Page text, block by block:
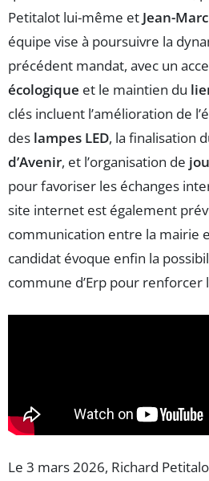
Petitalot lui-même et Jean-
équipe vise à poursuivre la
précédent mandat, avec un
écologique et le maintien du
clés incluent l’amélioration de
des lampes LED, la finalisation
d’Avenir, et l’organisation de
pour favoriser les échanges
site internet est également
communication entre la mairie
candidat évoque enfin la
commune d’Erp pour renforcer
Le 3 mars 2026, Richard